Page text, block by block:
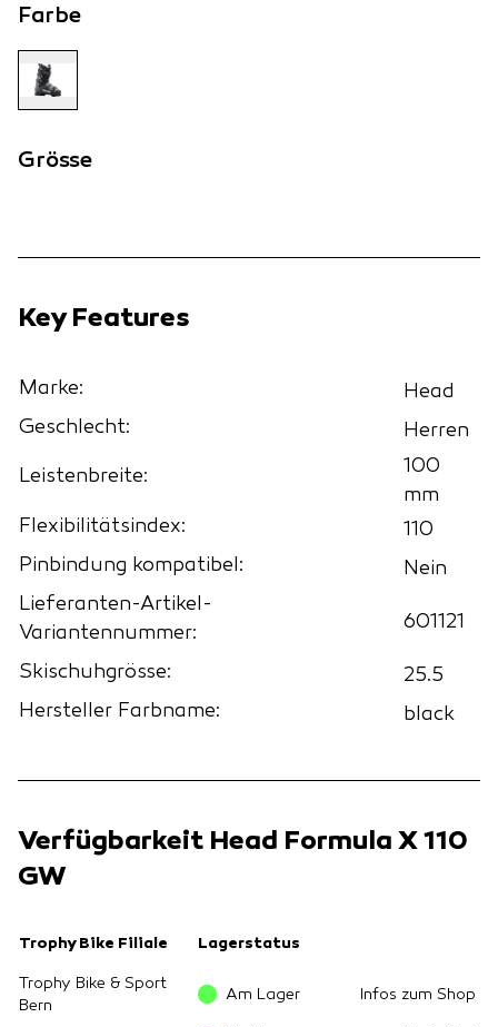
Farbe
Grösse
Key Features
Marke:
Head
Geschlecht:
Herren
Leistenbreite:
100
mm
Flexibilitätsindex:
110
Pinbindung kompatibel:
Nein
Lieferanten-Artikel-
Variantennummer:
601121
Skischuhgrösse:
25.5
Hersteller Farbname:
black
Verfügbarkeit Head Formula X 110
GW
Trophy Bike Filiale Lagerstatus
Trophy Bike & Sport
Bern
Am Lager Infos zum Shop